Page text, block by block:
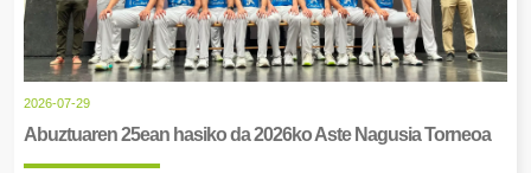
2026-07-29
Abuztuaren 25ean hasiko da 2026ko Aste Nagusia Torneoa